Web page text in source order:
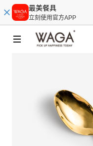
最美餐具
立刻使用官方APP